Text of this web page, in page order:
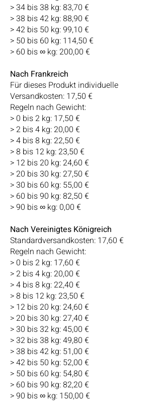
> 34 bis 38 kg: 83,70 €
> 38 bis 42 kg: 88,90 €
> 42 bis 50 kg: 99,10 €
> 50 bis 60 kg: 114,50 €
> 60 bis ∞ kg: 200,00 €
Nach Frankreich
Für dieses Produkt individuelle
Versandkosten: 17,50 €
Regeln nach Gewicht:
> 0 bis 2 kg: 17,50 €
> 2 bis 4 kg: 20,00 €
> 4 bis 8 kg: 22,50 €
> 8 bis 12 kg: 23,50 €
> 12 bis 20 kg: 24,60 €
> 20 bis 30 kg: 27,50 €
> 30 bis 60 kg: 55,00 €
> 60 bis 90 kg: 82,50 €
> 90 bis ∞ kg: 0,00 €
Nach Vereinigtes Königreich
Standardversandkosten: 17,60 €
Regeln nach Gewicht:
> 0 bis 2 kg: 17,60 €
> 2 bis 4 kg: 20,00 €
> 4 bis 8 kg: 22,40 €
> 8 bis 12 kg: 23,50 €
> 12 bis 20 kg: 24,60 €
> 20 bis 30 kg: 27,40 €
> 30 bis 32 kg: 45,00 €
> 32 bis 38 kg: 49,80 €
> 38 bis 42 kg: 51,00 €
> 42 bis 50 kg: 52,00 €
> 50 bis 60 kg: 54,80 €
> 60 bis 90 kg: 82,20 €
> 90 bis ∞ kg: 150,00 €